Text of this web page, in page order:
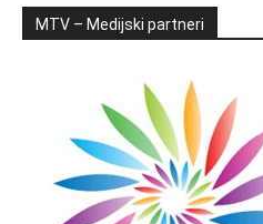
MTV – Medijski partneri